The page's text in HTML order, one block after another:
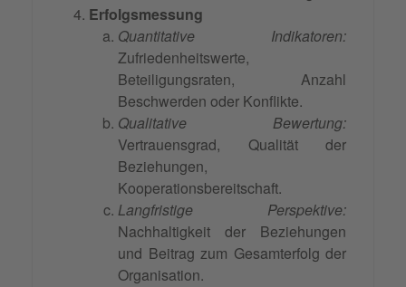
Erfolgsmessung
Quantitative Indikatoren:
Zufriedenheitswerte,
Beteiligungsraten, Anzahl
Beschwerden oder Konflikte.
Qualitative Bewertung:
Vertrauensgrad, Qualität der
Beziehungen,
Kooperationsbereitschaft.
Langfristige Perspektive:
Nachhaltigkeit der Beziehungen
und Beitrag zum Gesamterfolg der
Organisation.